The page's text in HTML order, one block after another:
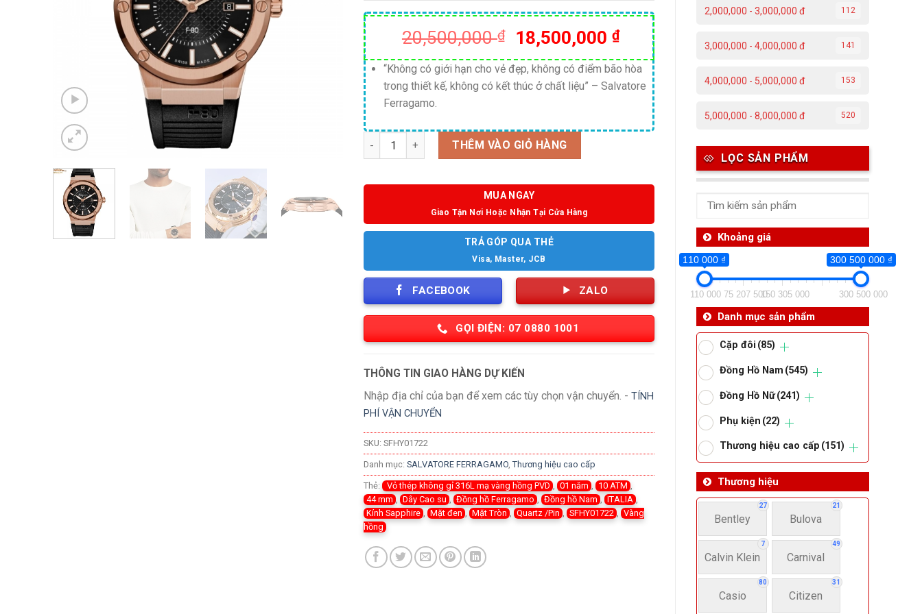
2,000,000 - 3,000,000 đ 112
3,000,000 - 4,000,000 đ 141
4,000,000 - 5,000,000 đ 153
5,000,000 - 8,000,000 đ 520
LỌC SẢN PHẨM
Khoảng giá
110 000 ₫ 300 500 000 ₫
110 000 75 207 500150 305 000 300 500 000
Danh mục sản phẩm
Cặp đôi (85)
Đồng Hồ Nam (545)
Đồng Hồ Nữ (241)
Phụ kiện (22)
Thương hiệu cao cấp (151)
Thương hiệu
27
Bentley
21
Bulova
7
Calvin Klein
49
Carnival
80
Casio
31
Citizen
20,500,000₫
Giá
gốc
là:
20,500,000 ₫.
18,500,000 ₫Giá
hiện
tại
là:
18,500,000 ₫.
“Không có giới hạn cho vẻ đẹp, không có điểm bão hòa
trong thiết kế, không có kết thúc ở chất liệu” – Salvatore
Ferragamo.
Số lượng THÊM VÀO GIỎ HÀNG
MUA NGAY
Giao Tận Nơi Hoặc Nhận Tại Cửa Hàng
TRẢ GÓP QUA THẺ
Visa, Master, JCB
FACEBOOK ZALO
GỌI ĐIỆN: 07 0880 1001
THÔNG TIN GIAO HÀNG DỰ KIẾN
Nhập địa chỉ của bạn để xem các tùy chọn vận chuyển. -TÍNH
PHÍ VẬN CHUYỂN
SKU:SFHY01722
Danh mục:SALVATORE FERRAGAMO ,Thương hiệu cao cấp
Thẻ: Vỏ thép không gỉ 316L mạ vàng hồng PVD , 01 năm , 10 ATM
44 mm
, Dây Cao su , Đồng hồ Ferragamo , Đồng hồ Nam , ITALIA
Kính Sapphire
, Mặt đen , Mặt Tròn , Quartz /Pin , SFHY01722 , Vàng
hồng